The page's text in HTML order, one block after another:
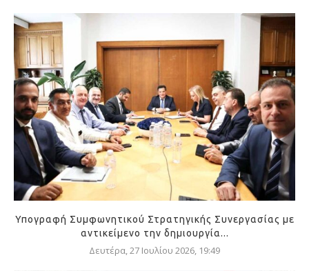
Υπογραφή Συμφωνητικού Στρατηγικής Συνεργασίας με
αντικείμενο την δημιουργία...
Δευτέρα, 27 Ιουλίου 2026, 19:49